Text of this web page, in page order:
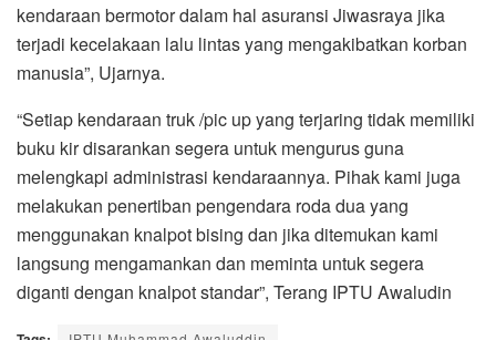
kendaraan bermotor dalam hal asuransi Jiwasraya jika
terjadi kecelakaan lalu lintas yang mengakibatkan korban
manusia”, Ujarnya.
“Setiap kendaraan truk /pic up yang terjaring tidak memiliki
buku kir disarankan segera untuk mengurus guna
melengkapi administrasi kendaraannya. Pihak kami juga
melakukan penertiban pengendara roda dua yang
menggunakan knalpot bising dan jika ditemukan kami
langsung mengamankan dan meminta untuk segera
diganti dengan knalpot standar”, Terang IPTU Awaludin